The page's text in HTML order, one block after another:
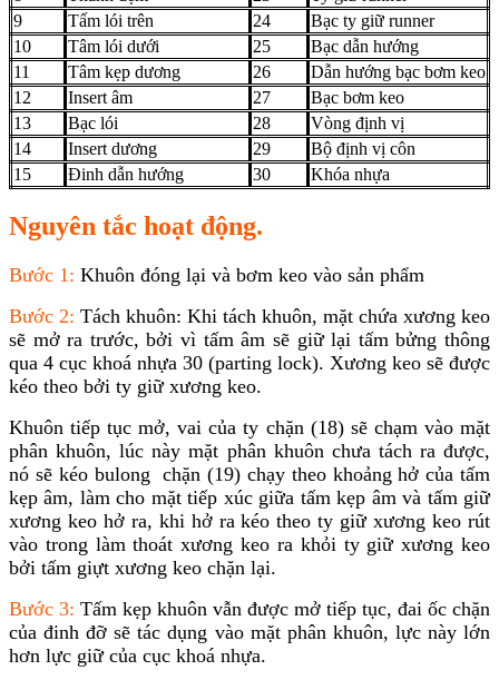
9
Tấm lói trên 24
Bạc ty giữ runner
10
Tâm lói dưới 25
Bạc dẫn hướng
11
Tâm kẹp dương 26
Dẫn hướng bạc bơm keo
12
Insert âm 27
Bạc bơm keo
13
Bạc lói 28
Vòng định vị
14
Insert dương 29
Bộ định vị côn
15
Đinh dẫn hướng 30 Khóa nhựa
Nguyên tắc hoạt động.
Bước 1: Khuôn đóng lại và bơm keo vào sản phẩm
Bước 2: Tách khuôn: Khi tách khuôn, mặt chứa xương keo
sẽ mở ra trước, bởi vì tấm âm sẽ giữ lại tấm bửng thông
qua 4 cục khoá nhựa 30 (parting lock). Xương keo sẽ được
kéo theo bởi ty giữ xương keo.
Khuôn tiếp tục mở, vai của ty chặn (18) sẽ chạm vào mặt
phân khuôn, lúc này mặt phân khuôn chưa tách ra được,
nó sẽ kéo bulong chặn (19) chạy theo khoảng hở của tấm
kẹp âm, làm cho mặt tiếp xúc giữa tấm kẹp âm và tấm giữ
xương keo hở ra, khi hở ra kéo theo ty giữ xương keo rút
vào trong làm thoát xương keo ra khỏi ty giữ xương keo
bởi tấm giựt xương keo chặn lại.
Bước 3: Tấm kẹp khuôn vẫn được mở tiếp tục, đai ốc chặn
của đinh đỡ sẽ tác dụng vào mặt phân khuôn, lực này lớn
hơn lực giữ của cục khoá nhựa.